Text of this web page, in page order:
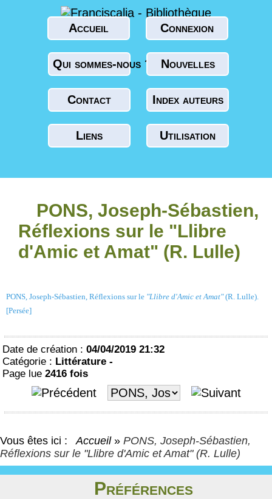
Accueil Connexion
Qui sommes-nous ? Nouvelles
Contact Index auteurs
Liens Utilisation
PONS, Joseph-Sébastien,
Réflexions sur le "Llibre
d'Amic et Amat" (R. Lulle)
PONS, Joseph-Sébastien, Réflexions sur le "Llibre d'Amic et Amat"(R. Lulle).
[Persée]
Date de création : 04/04/2019 21:32
Catégorie : Littérature -
Page lue 2416 fois
Vous êtes ici : Accueil » PONS, Joseph-Sébastien,
Réflexions sur le "Llibre d'Amic et Amat" (R. Lulle)
Préférences